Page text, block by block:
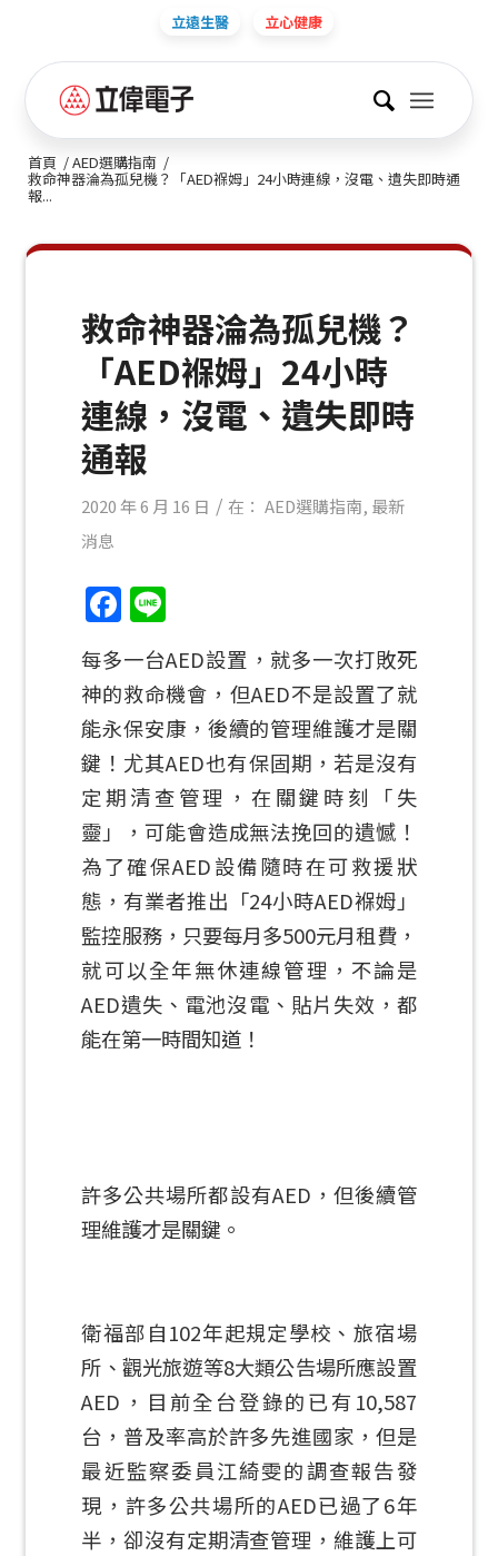
立遠生醫 立心健康
首頁 /AED選購指南 /
救命神器淪為孤兒機？「AED褓姆」24小時連線，沒電、遺失即時通
報...
救命神器淪為孤兒機？
「AED褓姆」24小時
連線，沒電、遺失即時
通報
2020 年 6 月 16 日 / 在：AED選購指南, 最新
消息
Facebook
每多一台AED設置，就多一次打敗死
神的救命機會，但AED不是設置了就
能永保安康，後續的管理維護才是關
鍵！尤其AED也有保固期，若是沒有
定期清查管理，在關鍵時刻「失
靈」，可能會造成無法挽回的遺憾！
為了確保AED設備隨時在可救援狀
態，有業者推出「24小時AED褓姆」
監控服務，只要每月多500元月租費，
就可以全年無休連線管理，不論是
AED遺失、電池沒電、貼片失效，都
能在第一時間知道！
許多公共場所都設有AED，但後續管
理維護才是關鍵。
衛福部自102年起規定學校、旅宿場
所、觀光旅遊等8大類公告場所應設置
AED，目前全台登錄的已有10,587
台，普及率高於許多先進國家，但是
最近監察委員江綺雯的調查報告發
現，許多公共場所的AED已過了6年
半，卻沒有定期清查管理，維護上可